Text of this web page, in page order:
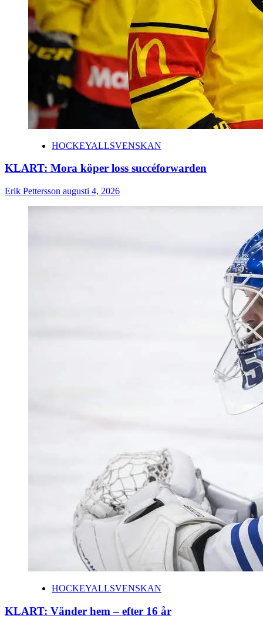
HOCKEYALLSVENSKAN
KLART: Mora köper loss succéforwarden
Erik Pettersson augusti 4, 2026
HOCKEYALLSVENSKAN
KLART: Vänder hem – efter 16 år